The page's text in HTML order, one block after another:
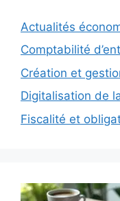
Actualités
Comptabilité
Création et
Digitalisation de
Fiscalité et